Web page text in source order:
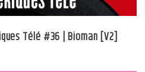
Télé #36 | Bioman [V2]